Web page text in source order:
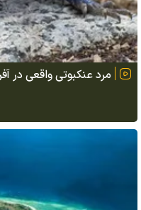
مرد عنکبوتی واقعی در